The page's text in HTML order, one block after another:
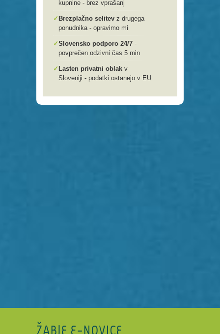
kupnine - brez vprašanj
✓ Brezplačno selitev z drugega
ponudnika - opravimo mi
✓Slovensko podporo 24/7 -
povprečen odzivni čas 5 min
✓ Lasten privatni oblak v
Sloveniji - podatki ostanejo v EU
ŽABJE E-NOVICE